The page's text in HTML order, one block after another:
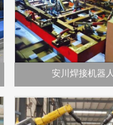
安川焊接机器人